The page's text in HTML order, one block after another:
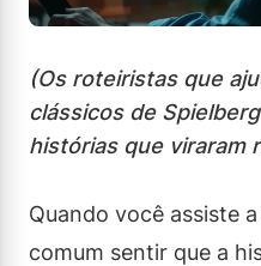
(Os roteiristas que
clássicos de
histórias que viraram
Quando você assiste
comum sentir que a